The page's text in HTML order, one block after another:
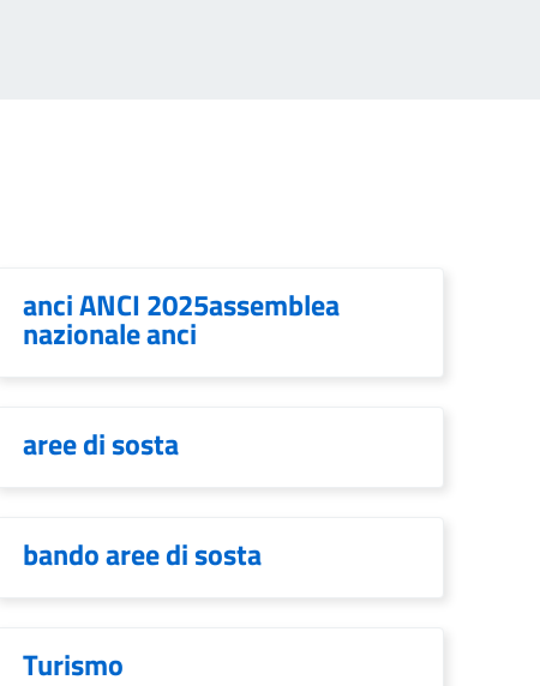
anci ANCI 2025assemblea
nazionale anci
aree di sosta
bando aree di sosta
Turismo